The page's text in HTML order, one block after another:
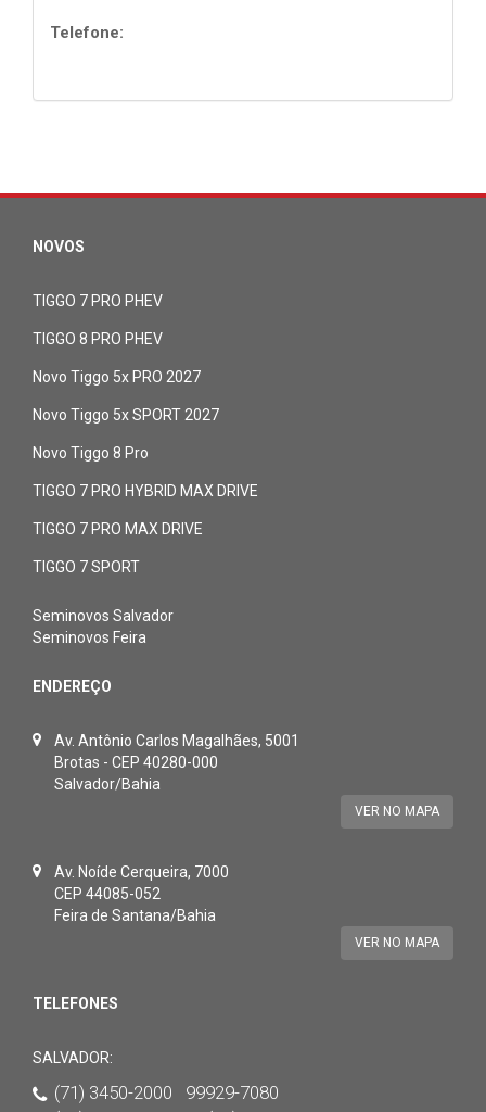
Telefone:
NOVOS
TIGGO 7 PRO PHEV
TIGGO 8 PRO PHEV
Novo Tiggo 5x PRO 2027
Novo Tiggo 5x SPORT 2027
Novo Tiggo 8 Pro
TIGGO 7 PRO HYBRID MAX DRIVE
TIGGO 7 PRO MAX DRIVE
TIGGO 7 SPORT
Seminovos Salvador
Seminovos Feira
ENDEREÇO
Av. Antônio Carlos Magalhães, 5001
Brotas - CEP 40280-000
Salvador/Bahia
VER NO MAPA
Av. Noíde Cerqueira, 7000
CEP 44085-052
Feira de Santana/Bahia
VER NO MAPA
TELEFONES
SALVADOR:
(71) 3450-2000 99929-7080